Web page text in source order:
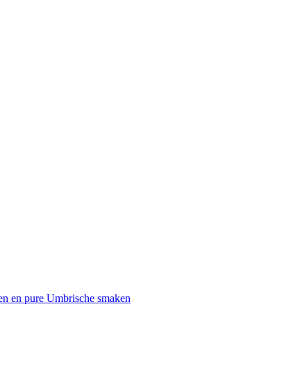
en pure Umbrische smaken